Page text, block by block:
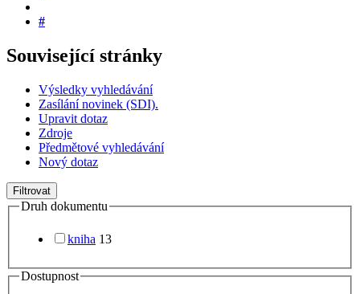
#
Související stránky
Výsledky vyhledávání
Zasílání novinek (SDI).
Upravit dotaz
Zdroje
Předmětové vyhledávání
Nový dotaz
Filtrovat
Druh dokumentu
kniha 13
Dostupnost